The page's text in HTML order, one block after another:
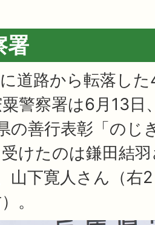
署
道路から転落し
警察署は6月13日
の善行表彰「のじ
けたのは鎌田結
山下寛人さん（右
。